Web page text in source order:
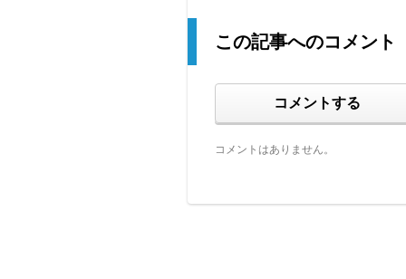
この記事へのコメント
コメントする
コメントはありません。